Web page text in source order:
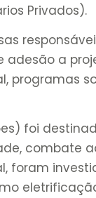
Privados).
adesão a
programas
foi
combate